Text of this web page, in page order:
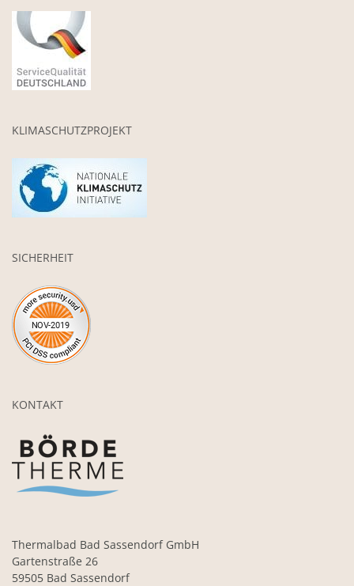
KLIMASCHUTZPROJEKT
SICHERHEIT
KONTAKT
Thermalbad Bad Sassendorf GmbH
Gartenstraße 26
59505 Bad Sassendorf